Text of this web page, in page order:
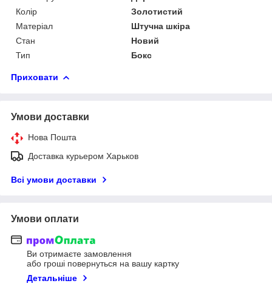
Колір
Золотистий
Матеріал
Штучна шкіра
Стан
Новий
Тип
Бокс
Приховати
Умови доставки
Нова Пошта
Доставка курьером Харьков
Всі умови доставки
Умови оплати
Ви отримаєте замовлення
або гроші повернуться на вашу картку
Детальніше